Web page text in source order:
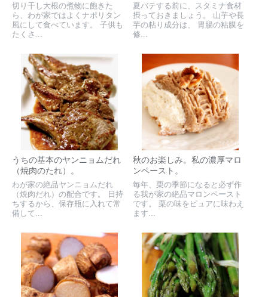
切り干し大根の煮物に飽きた
ら、わが家ではよくナポリタン
風にして食べています。 子供も
たくさ...
夏バテする前に、スタミナ食材
摂っておきましょう。 山芋や長
芋の粘り成分は、 胃腸の粘膜を
修...
うちの基本のヤンニョムだれ
（焼肉のたれ）。
わが家の絶品ヤンニョムだれ
（焼肉だれ）の配合です。 日持
ちするから、保存瓶に入れて常
備して...
秋のお楽しみ。私の濃厚マロ
ンペースト。
毎年、栗の季節になると必ず作
る我が家の絶品マロンペースト
です。 栗の味をピュアに味わえ
ます...